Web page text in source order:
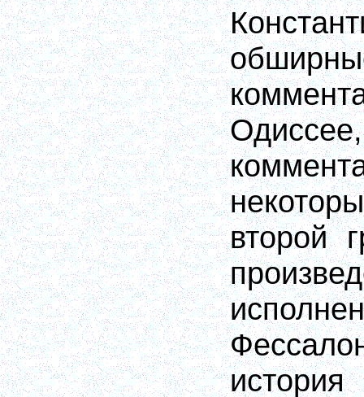
второй